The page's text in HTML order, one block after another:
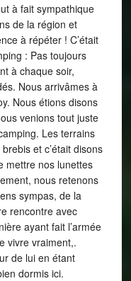
à fait sympathique
de la région et
à répéter ! C’était
: Pas toujours
à chaque soir,
Nous arrivâmes à
Nous étions disons
venions tout juste
Les terrains
et c’était disons
mettre nos lunettes
nous retenons
sympas, de la
rencontre avec
ayant fait l’armée
vivre vraiment,.
de lui en étant
dormis ici.